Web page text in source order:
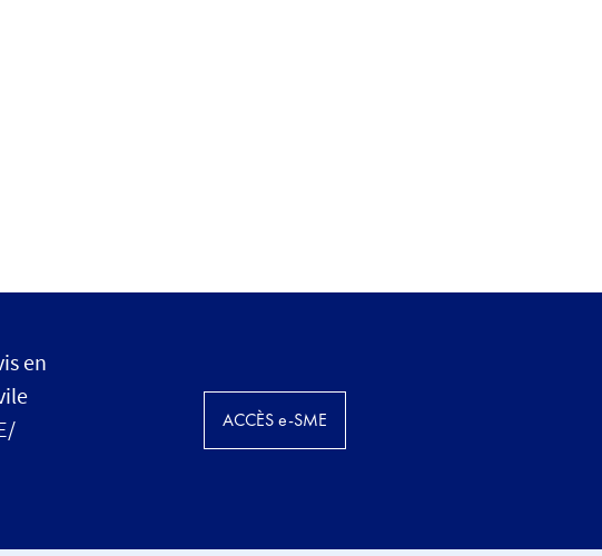
en
ACCÈS e-SME